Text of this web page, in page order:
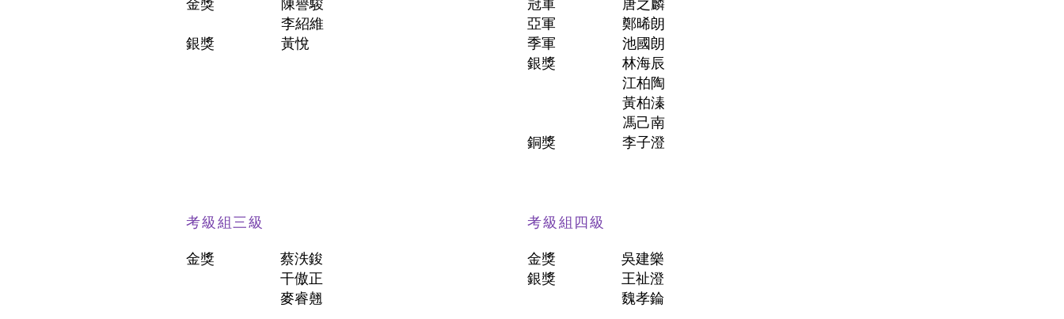
銀獎
李紹維
黃悅
亞軍
季軍
銀獎
銅獎
鄭晞朗
池國朗
林海辰
江柏陶
黃柏溱
馮己南
李子澄
考級組三級
金獎
蔡泆鋑
干傲正
麥睿翹
考級組四級
金獎
銀獎
吳建樂
王祉澄
魏孝錀